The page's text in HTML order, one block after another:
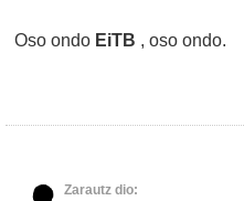
Oso ondo EiTB , oso ondo.
Zarautz dio: